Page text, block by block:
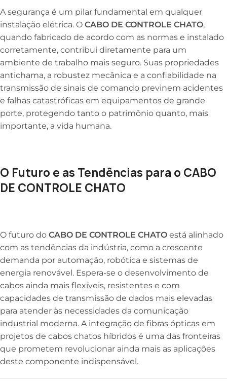
A segurança é um pilar fundamental em qualquer
instalação elétrica. O CABO DE CONTROLE CHATO,
quando fabricado de acordo com as normas e instalado
corretamente, contribui diretamente para um
ambiente de trabalho mais seguro. Suas propriedades
antichama, a robustez mecânica e a confiabilidade na
transmissão de sinais de comando previnem acidentes
e falhas catastróficas em equipamentos de grande
porte, protegendo tanto o patrimônio quanto, mais
importante, a vida humana.
O Futuro e as Tendências para o CABO
DE CONTROLE CHATO
O futuro do CABO DE CONTROLE CHATO está alinhado
com as tendências da indústria, como a crescente
demanda por automação, robótica e sistemas de
energia renovável. Espera-se o desenvolvimento de
cabos ainda mais flexíveis, resistentes e com
capacidades de transmissão de dados mais elevadas
para atender às necessidades da comunicação
industrial moderna. A integração de fibras ópticas em
projetos de cabos chatos híbridos é uma das fronteiras
que prometem revolucionar ainda mais as aplicações
deste componente indispensável.